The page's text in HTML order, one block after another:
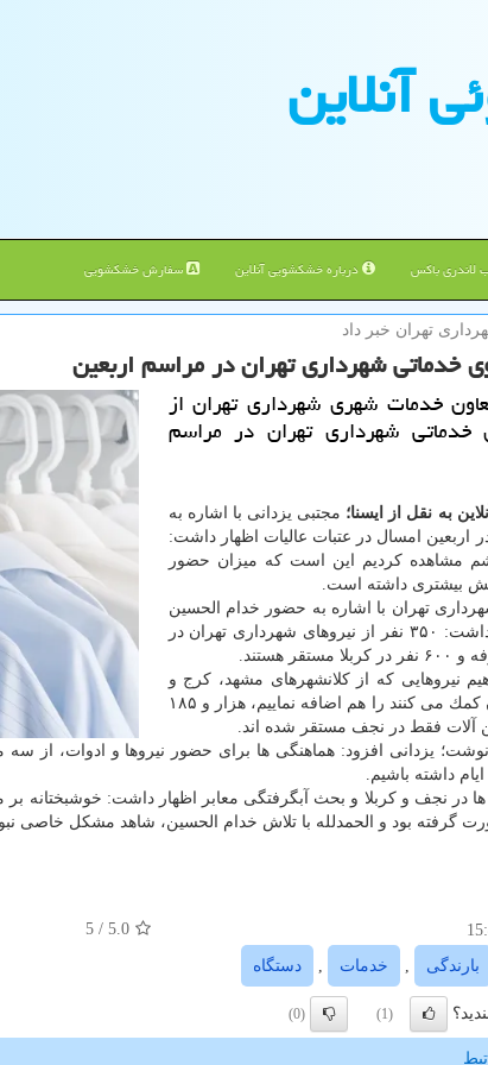
آنلاین
لاندری باکس درباره خشکشویی آنلاین سفارش خشکشویی
تهران خبر داد
خدمات شهری شهرداری تهران از
نیروی خدماتی شهرداری تهران در مراسم
به نقل از ایسنا؛ مجتبی یزدانی با اشاره به
اربعین امسال در عتبات عالیات اظهار داشت:
مشاهده كردیم این است كه میزان حضور
بیشتری داشته است.
تهران با اشاره به حضور خدام الحسین
در كوفه و نجف اظهار داشت: ۳۵۰ نفر از نیروهای شهرداری تهران در
نیروهایی كه از كلانشهرهای مشهد، كرج و
اراك به شهرداری تهران كمك می كنند را هم اضافه نماییم، هزار و ۱۸۵
آلات فقط در نجف مستقر شده اند.
یزدانی افزود: هماهنگی ها برای حضور نیروها و ادوات، از
داشته باشیم.
ها در نجف و كربلا و بحث آبگرفتگی معابر اظهار داشت: خوشبختانه بر
گرفته بود و الحمدلله با تلاش خدام الحسین، شاهد مشكل خاصی
5.0
/ 5
بارندگی خدمات دستگاه
(1)
(0)